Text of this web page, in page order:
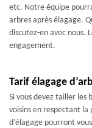
etc. Notre équipe
arbres après élagage.
discutez-en avec nous.
engagement.
Tarif élagage
Si vous devez tailler les
voisins en respectant
d’élagage pourront